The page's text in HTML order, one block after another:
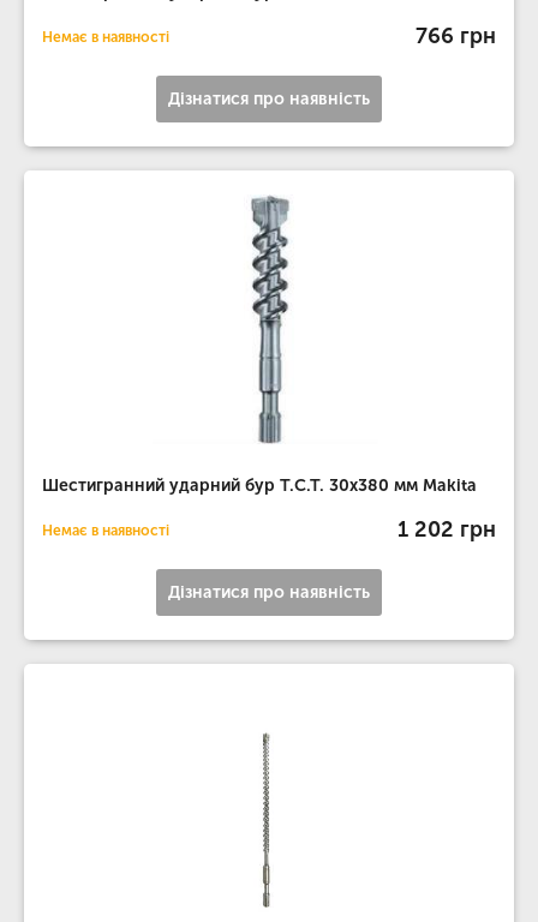
Немає в наявності 766 грн
Дізнатися про наявність
Шестигранний ударний бур T.C.T. 30х380 мм Makita
Немає в наявності 1 202 грн
Дізнатися про наявність